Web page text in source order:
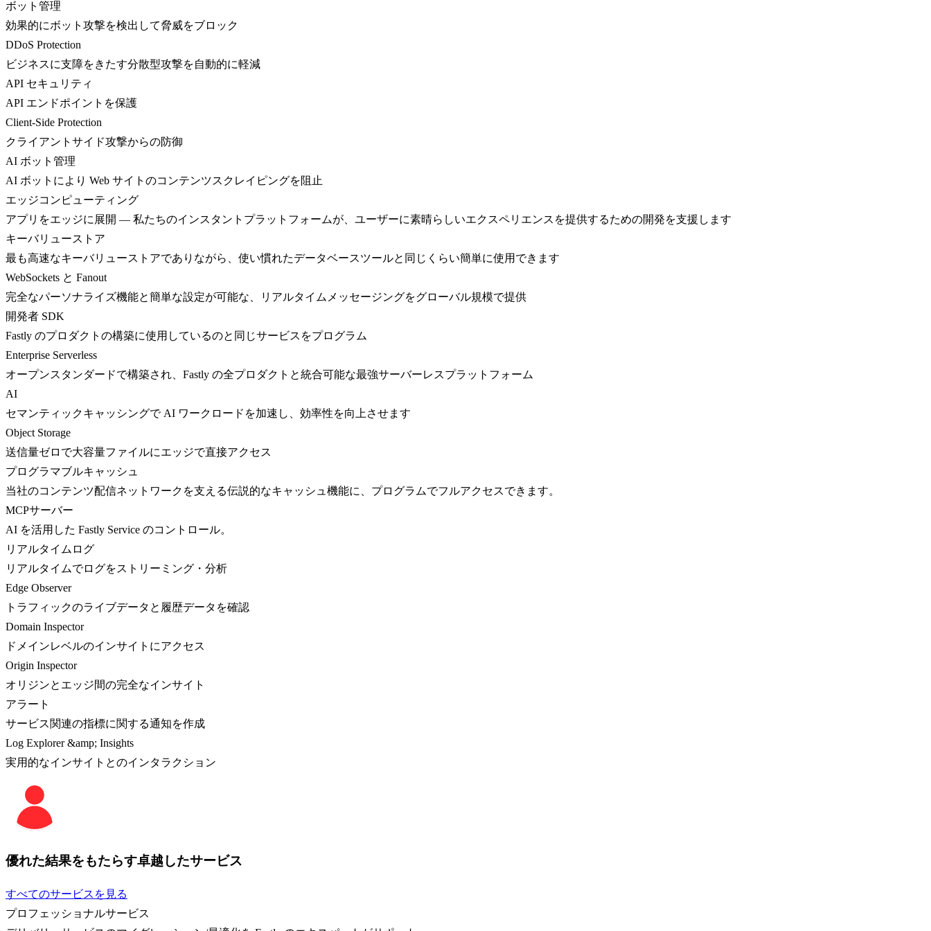
ボット管理
効果的にボット攻撃を検出して脅威をブロック
DDoS Protection
ビジネスに支障をきたす分散型攻撃を自動的に軽減
API セキュリティ
API エンドポイントを保護
Client-Side Protection
クライアントサイド攻撃からの防御
AI ボット管理
AI ボットにより Web サイトのコンテンツスクレイピングを阻止
エッジコンピューティング
アプリをエッジに展開 — 私たちのインスタントプラットフォームが、ユーザーに素晴らしいエクスペリエンスを提供するための開発を支援します
キーバリューストア
最も高速なキーバリューストアでありながら、使い慣れたデータベースツールと同じくらい簡単に使用できます
WebSockets と Fanout
完全なパーソナライズ機能と簡単な設定が可能な、リアルタイムメッセージングをグローバル規模で提供
開発者 SDK
Fastly のプロダクトの構築に使用しているのと同じサービスをプログラム
Enterprise Serverless
オープンスタンダードで構築され、Fastly の全プロダクトと統合可能な最強サーバーレスプラットフォーム
AI
セマンティックキャッシングで AI ワークロードを加速し、効率性を向上させます
Object Storage
送信量ゼロで大容量ファイルにエッジで直接アクセス
プログラマブルキャッシュ
当社のコンテンツ配信ネットワークを支える伝説的なキャッシュ機能に、プログラムでフルアクセスできます。
MCPサーバー
AI を活用した Fastly Service のコントロール。
リアルタイムログ
リアルタイムでログをストリーミング・分析
Edge Observer
トラフィックのライブデータと履歴データを確認
Domain Inspector
ドメインレベルのインサイトにアクセス
Origin Inspector
オリジンとエッジ間の完全なインサイト
アラート
サービス関連の指標に関する通知を作成
Log Explorer &amp; Insights
実用的なインサイトとのインタラクション
優れた結果をもたらす卓越したサービス
すべてのサービスを見る
プロフェッショナルサービス